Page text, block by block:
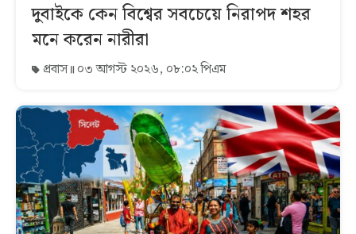
দুবাইকে কেন বিশ্বের সবচেয়ে নিরাপদ শহর
মনে করেন নারীরা
প্রবাস ০৩ আগস্ট ২০২৬, ০৮:০২ পিএম